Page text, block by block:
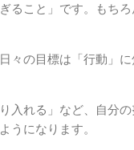
ること」です。もち
々の目標は「行動」
入れる」など、自分
うになります。